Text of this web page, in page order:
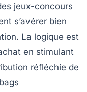
jeux-concours
s’avérer bien
La logique est
en stimulant
réfléchie de